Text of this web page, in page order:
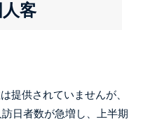
客
提供されていませんが、
日者数が急増し、上半期